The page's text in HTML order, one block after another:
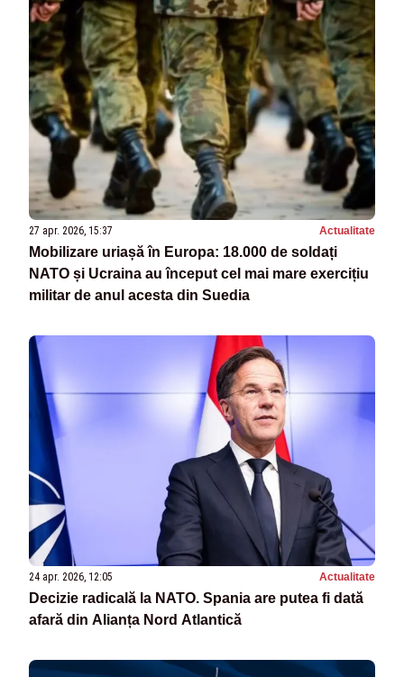
27 apr. 2026, 15:37 Actualitate
Mobilizare uriașă în Europa: 18.000 de soldați
NATO și Ucraina au început cel mai mare exercițiu
militar de anul acesta din Suedia
24 apr. 2026, 12:05 Actualitate
Decizie radicală la NATO. Spania are putea fi dată
afară din Alianța Nord Atlantică